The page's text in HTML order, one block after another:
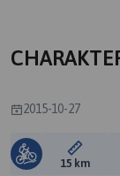
2015-10-27
15 km